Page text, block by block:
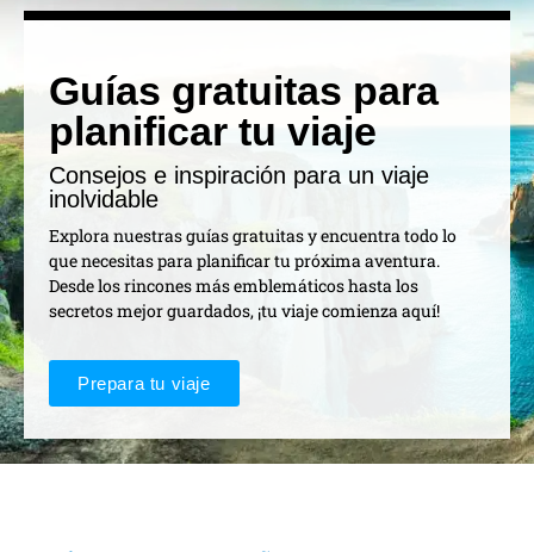
Guías gratuitas para
planificar tu viaje
Consejos e inspiración para un viaje
inolvidable
Explora nuestras guías gratuitas y encuentra todo lo
que necesitas para planificar tu próxima aventura.
Desde los rincones más emblemáticos hasta los
secretos mejor guardados, ¡tu viaje comienza aquí!
Prepara tu viaje